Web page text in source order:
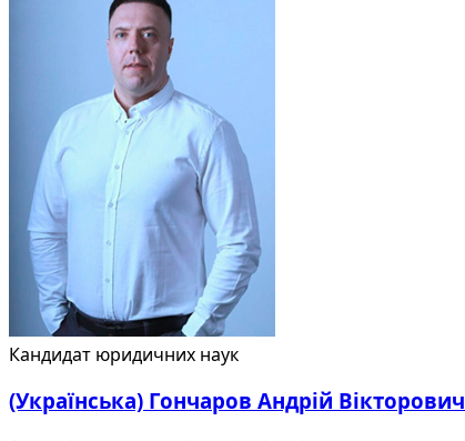
Кандидат юридичних наук
(Українська) Гончаров Андрій Вікторович